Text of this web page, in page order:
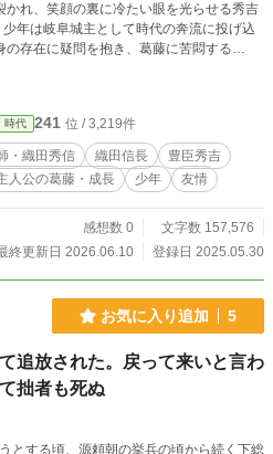
年は岐阜城主として時代の奔流に投げ込
在との出会い。 己だけが見える、祖父・
二十一歳という若さで、歴史の節目の大舞
藤堂高虎、京極高知、黒田長政……名だ
織田秀信
ている部分も含みます。また、口調につい
おりますのでご了承ください。
時代 241 位 / 3,219件
・織田秀信 織田信長
豊臣秀吉
人公の葛藤・成長 少年 友情
感想数 0
文字数 157,576
終更新日 2026.06.10
登録日 2025.05.30
お気に入り追加 5
追放された。戻って来いと言わ
拙者も死ぬ
とする頃、源頼朝の挙兵の頃から続く下総